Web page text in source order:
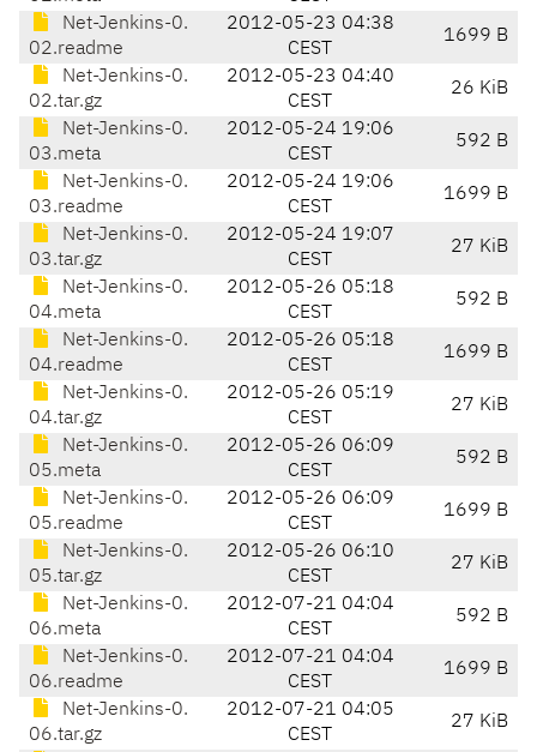
Net-Jenkins-0.
02.readme
2012-05-23 04:38
CEST
1699 B
Net-Jenkins-0.
02.tar.gz
2012-05-23 04:40
CEST
26 KiB
Net-Jenkins-0.
03.meta
2012-05-24 19:06
CEST
592 B
Net-Jenkins-0.
03.readme
2012-05-24 19:06
CEST
1699 B
Net-Jenkins-0.
03.tar.gz
2012-05-24 19:07
CEST
27 KiB
Net-Jenkins-0.
04.meta
2012-05-26 05:18
CEST
592 B
Net-Jenkins-0.
04.readme
2012-05-26 05:18
CEST
1699 B
Net-Jenkins-0.
04.tar.gz
2012-05-26 05:19
CEST
27 KiB
Net-Jenkins-0.
05.meta
2012-05-26 06:09
CEST
592 B
Net-Jenkins-0.
05.readme
2012-05-26 06:09
CEST
1699 B
Net-Jenkins-0.
05.tar.gz
2012-05-26 06:10
CEST
27 KiB
Net-Jenkins-0.
06.meta
2012-07-21 04:04
CEST
592 B
Net-Jenkins-0.
06.readme
2012-07-21 04:04
CEST
1699 B
Net-Jenkins-0.
06.tar.gz
2012-07-21 04:05
CEST
27 KiB